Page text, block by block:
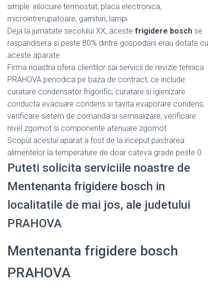
simple: inlocuire termostat, placa electronica,
microintrerupatoare, garnituri, lampi
Deja la jumatate secolului XX, aceste frigidere bosch se
raspandisera si peste 80% dintre gospodarii erau dotate cu
aceste aparate.
Firma noastra ofera clientilor sai servicii de revizie tehnica
PRAHOVA periodica pe baza de contract, ce include:
curatare condensator frigorific; curatare si igienizare
conducta evacuare condens si tavita evaporare condens;
verificare sistem de comanda si semnalizare; verificare
nivel zgomot si componente atenuare zgomot
Scopul acestui aparat a fost de la inceput pastrarea
alimentelor la temperature de doar cateva grade peste 0.
Puteti solicita serviciile noastre de
Mentenanta frigidere bosch in
localitatile de mai jos, ale judetului
PRAHOVA
Mentenanta frigidere bosch
PRAHOVA